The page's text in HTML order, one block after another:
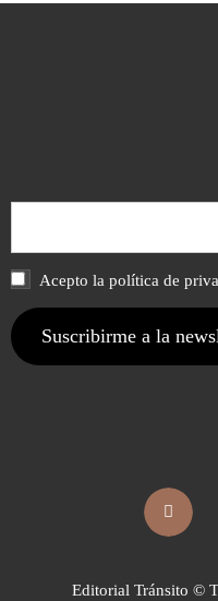
Acepto la política de
Editorial Tránsito ©